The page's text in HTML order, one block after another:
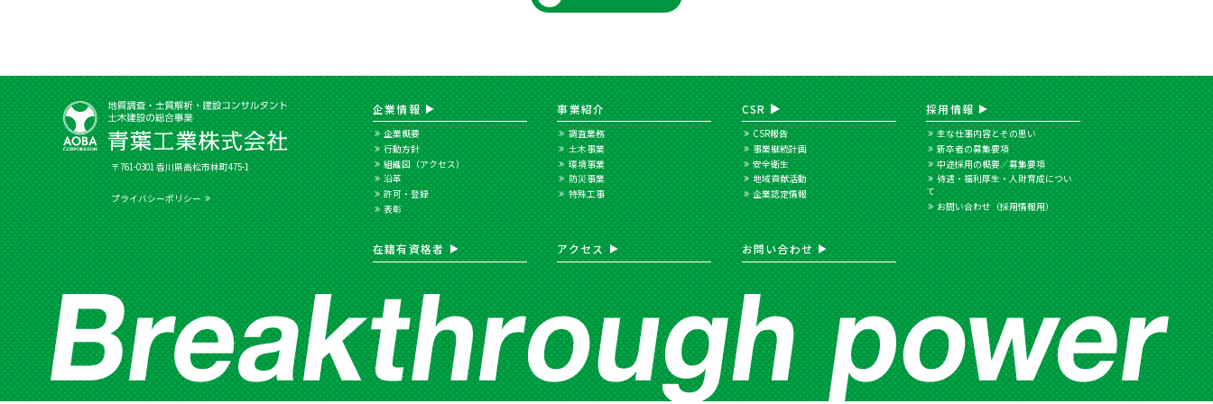
〒761-0301 香川県高松市林町475-1
プライバシーポリシー
企業情報
企業概要
行動方針
組織図（アクセス）
沿革
許可・登録
表彰
事業紹介
調査業務
土木事業
環境事業
防災事業
特殊工事
CSR
CSR報告
事業継続計画
安全衛生
地域貢献活動
企業認定情報
在籍有資格者 アクセス お問い合わせ
採用情報
主な仕事内容とその思い
新卒者の募集要項
中途採用の概要／募集要項
待遇・福利厚生・人財育成につい
て
お問い合わせ（採用情報用）